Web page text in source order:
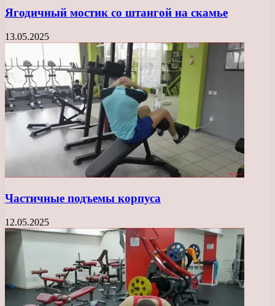
Ягодичный мостик со штангой на скамье
13.05.2025
Частичные подъемы корпуса
12.05.2025